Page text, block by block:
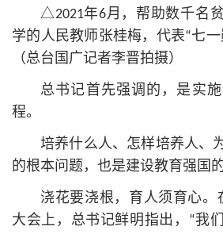
△2021年6月，帮助数千名
学的人民教师张桂梅，代表“七一
（总台国广记者李晋拍摄）
总书记首先强调的，是实
程。
培养什么人、怎样培养人、
的根本问题，也是建设教育强国
浇花要浇根，育人须育心。
大会上，总书记鲜明指出，“我